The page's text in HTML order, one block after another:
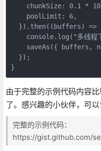
chunkSize: 0.1 *
poolLimit: 6,
}).then((buffers) =>
console.log("多线程下
saveAs({ buffers,
});
}
由于完整的示例代码内容
了。感兴趣的小伙伴，可
完整的示例代码：
https://gist.github.com/